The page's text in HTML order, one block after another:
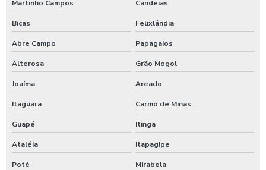
Martinho Campos Candeias
Bicas Felixlândia
Abre Campo Papagaios
Alterosa Grão Mogol
Joaíma Areado
Itaguara Carmo de Minas
Guapé Itinga
Ataléia Itapagipe
Poté Mirabela